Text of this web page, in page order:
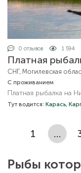
0 отзывов 1 594
Платная
СНГ, Могилевская
С проживанием
Платная рыбалка на
Тут водится: Карась,
1 …
Рыбы